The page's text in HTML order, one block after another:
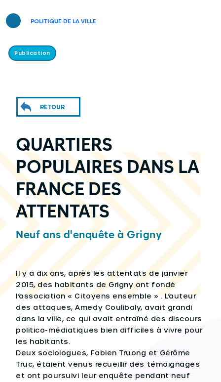
POLITIQUE DE LA VILLE
Publication
RETOUR
QUARTIERS
POPULAIRES DANS LA
FRANCE DES
ATTENTATS
Neuf ans d'enquête à Grigny
Il y a dix ans, après les attentats de janvier
2015, des habitants de Grigny ont fondé
l’association « Citoyens ensemble » . L’auteur
des attaques, Amedy Coulibaly, avait grandi
dans la ville, ce qui avait entraîné des discours
politico-médiatiques bien difficiles à vivre pour
les habitants.
Deux sociologues, Fabien Truong et Gérôme
Truc, étaient venus recueillir des témoignages
et ont poursuivi leur enquête pendant neuf